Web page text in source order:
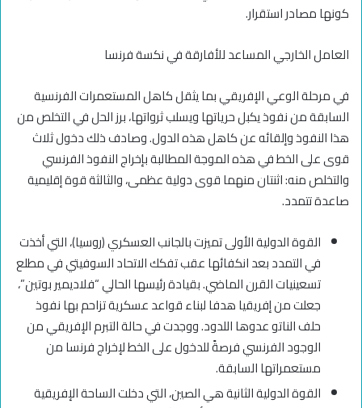
كونها مصادر استقرار.
العامل الخارجي المساعد للأفارقة في نكسة فرنسا
في مرحلة الوعي الإفريقي بما يثقل كاهل المستعمرات الفرنسية
السابقة من نفوذ يكبل حرياتها ويسلب ثرواتها، برز الحل في التخلص من
هذا النفوذ وإلقائه عن كاهل هذه الدول. وصادف ذلك دخول ثلاث
قوى على الخط في هذه الموجة المطالبة بإخراج النفوذ الفرنسي
والتخلص منه: اثنتان منهما قوى دولية عظمى، والثالثة قوة إقليمية
صاعدة تتمدد.
القوة الدولية الأولى تميزت بالجانب العسكري (روسيا)، التي أخذت
في التمدد بعد انكفائها عقب تفكك الاتحاد السوفيتي في مطلع
تسعينيات القرن الماضي. بقيادة رئيسها الحالي “فلاديمير بوتين”،
جعلت من إفريقيا هدفا لبناء قواعد عسكرية تزاحم بها نفوذ
حلف الناتو عدوها اللدود. ووجدت في حالة التبرم الإفريقي من
الوجود الفرنسي فرصةً للدخول على الخط لإخراج فرنسا من
مستعمراتها السابقة.
القوة الدولية الثانية هي الصين، التي دخلت الساحة الإفريقية